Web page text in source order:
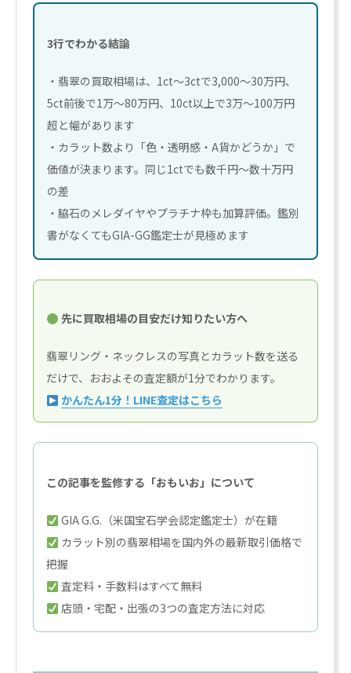
3行でわかる結論
・翡翠の買取相場は、1ct〜3ctで3,000〜30万円、
5ct前後で1万〜80万円、10ct以上で3万〜100万円
超と幅があります
・カラット数より「色・透明感・A貨かどうか」で
価値が決まります。同じ1ctでも数千円〜数十万円
の差
・脇石のメレダイヤやプラチナ枠も加算評価。鑑別
書がなくてもGIA-GG鑑定士が見極めます
先に買取相場の目安だけ知りたい方へ
翡翠リング・ネックレスの写真とカラット数を送る
だけで、おおよその査定額が1分でわかります。
かんたん1分！LINE査定はこちら
この記事を監修する「おもいお」について
GIA G.G.（米国宝石学会認定鑑定士）が在籍
カラット別の翡翠相場を国内外の最新取引価格で
把握
査定料・手数料はすべて無料
店頭・宅配・出張の3つの査定方法に対応